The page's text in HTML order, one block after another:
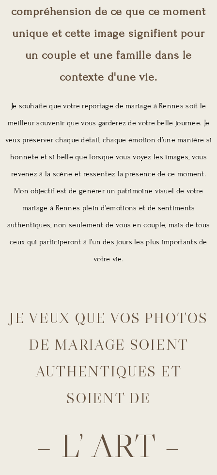
compréhension de ce que ce moment
unique et cette image signifient pour
un couple et une famille dans le
contexte d'une vie.
Je souhaite que votre reportage de mariage à Rennes soit le
meilleur souvenir que vous garderez de votre belle journée. Je
veux préserver chaque détail, chaque émotion d’une manière si
honnête et si belle que lorsque vous voyez les images, vous
revenez à la scène et ressentez la présence de ce moment.
Mon objectif est de générer un patrimoine visuel de votre
mariage à Rennes plein d’émotions et de sentiments
authentiques, non seulement de vous en couple, mais de tous
ceux qui participeront à l’un des jours les plus importants de
votre vie.
JE VEUX QUE VOS PHOTOS
DE MARIAGE SOIENT
AUTHENTIQUES ET
SOIENT DE
– L’ ART –